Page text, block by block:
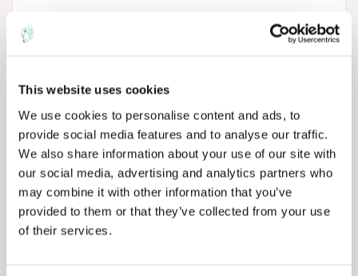
This website uses cookies
We use cookies to personalise content and ads, to
provide social media features and to analyse our traffic.
We also share information about your use of our site with
our social media, advertising and analytics partners who
may combine it with other information that you’ve
provided to them or that they’ve collected from your use
of their services.
OUI
dernières semaines ①, laissent place, grâce
aux récentes pluies, à des valeurs bien plus
satisfaisantes pour les semis de blé, d’orge
et de colza ②.